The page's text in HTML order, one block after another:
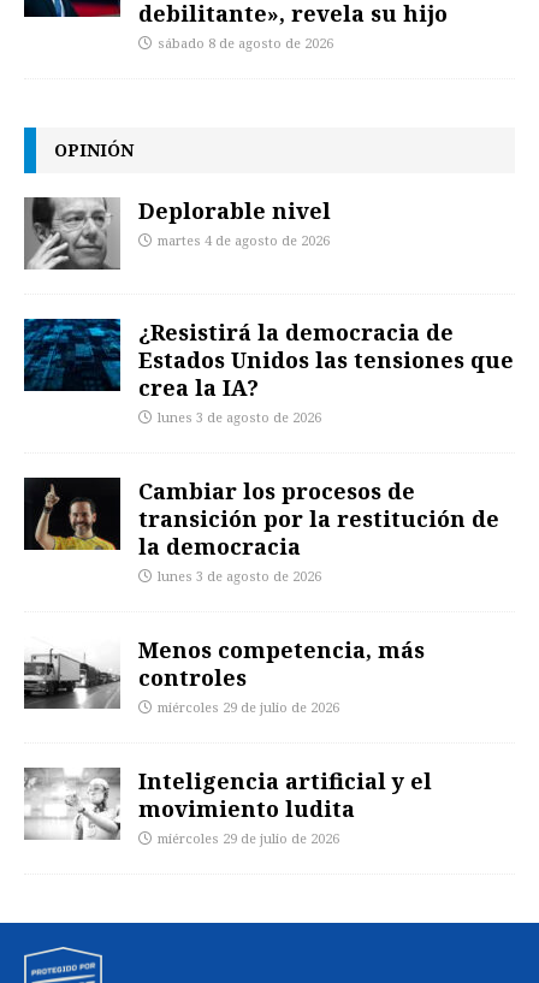
debilitante», revela su hijo
sábado 8 de agosto de 2026
OPINIÓN
Deplorable nivel
martes 4 de agosto de 2026
¿Resistirá la democracia de
Estados Unidos las tensiones que
crea la IA?
lunes 3 de agosto de 2026
Cambiar los procesos de
transición por la restitución de
la democracia
lunes 3 de agosto de 2026
Menos competencia, más
controles
miércoles 29 de julio de 2026
Inteligencia artificial y el
movimiento ludita
miércoles 29 de julio de 2026